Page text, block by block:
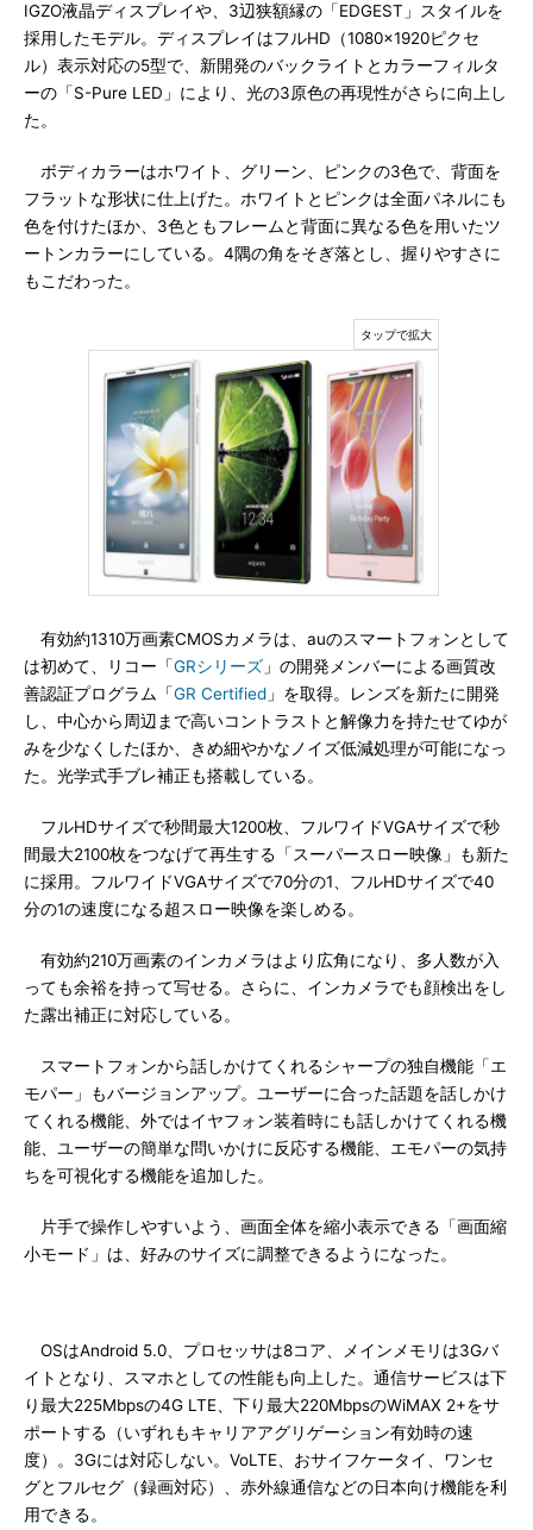
IGZO液晶ディスプレイや、3辺狭額縁の「EDGEST」スタイルを
採用したモデル。ディスプレイはフルHD（1080×1920ピクセ
ル）表示対応の5型で、新開発のバックライトとカラーフィルタ
ーの「S-Pure LED」により、光の3原色の再現性がさらに向上し
た。
ボディカラーはホワイト、グリーン、ピンクの3色で、背面を
フラットな形状に仕上げた。ホワイトとピンクは全面パネルにも
色を付けたほか、3色ともフレームと背面に異なる色を用いたツ
ートンカラーにしている。4隅の角をそぎ落とし、握りやすさに
もこだわった。
有効約1310万画素CMOSカメラは、auのスマートフォンとして
は初めて、リコー「GRシリーズ 」の開発メンバーによる画質改
善認証プログラム「GR Certified 」を取得。レンズを新たに開発
し、中心から周辺まで高いコントラストと解像力を持たせてゆが
みを少なくしたほか、きめ細やかなノイズ低減処理が可能になっ
た。光学式手ブレ補正も搭載している。
フルHDサイズで秒間最大1200枚、フルワイドVGAサイズで秒
間最大2100枚をつなげて再生する「スーパースロー映像」も新た
に採用。フルワイドVGAサイズで70分の1、フルHDサイズで40
分の1の速度になる超スロー映像を楽しめる。
有効約210万画素のインカメラはより広角になり、多人数が入
っても余裕を持って写せる。さらに、インカメラでも顔検出をし
た露出補正に対応している。
スマートフォンから話しかけてくれるシャープの独自機能「エ
モパー」もバージョンアップ。ユーザーに合った話題を話しかけ
てくれる機能、外ではイヤフォン装着時にも話しかけてくれる機
能、ユーザーの簡単な問いかけに反応する機能、エモパーの気持
ちを可視化する機能を追加した。
片手で操作しやすいよう、画面全体を縮小表示できる「画面縮
小モード」は、好みのサイズに調整できるようになった。
OSはAndroid 5.0、プロセッサは8コア、メインメモリは3Gバ
イトとなり、スマホとしての性能も向上した。通信サービスは下
り最大225Mbpsの4G LTE、下り最大220MbpsのWiMAX 2+をサ
ポートする（いずれもキャリアアグリゲーション有効時の速
度）。3Gには対応しない。VoLTE、おサイフケータイ、ワンセ
グとフルセグ（録画対応）、赤外線通信などの日本向け機能を利
用できる。